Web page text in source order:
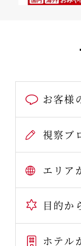
お客様
視察ブ
エリア
目的か
ホテル